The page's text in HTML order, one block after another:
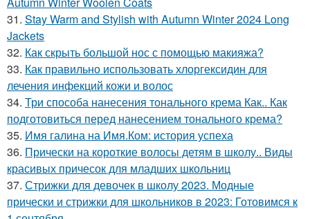
31. Stay Warm and Stylish with Autumn Winter 2024 Long
Jackets
32. Как скрыть большой нос с помощью макияжа?
33. Как правильно использовать хлоргексидин для
лечения инфекций кожи и волос
34. Три способа нанесения тонального крема Как.. Как
подготовиться перед нанесением тонального крема?
35. Имя галина на Имя.Ком: история успеха
36. Прически на короткие волосы детям в школу.. Виды
красивых причесок для младших школьниц
37. Стрижки для девочек в школу 2023. Модные
прически и стрижки для школьников в 2023: Готовимся к